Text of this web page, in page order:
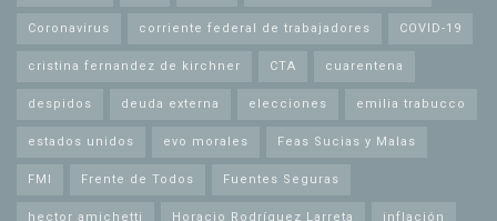
Coronavirus corriente federal de trabajadores COVID-19
cristina fernandez de kirchner CTA cuarentena
despidos deuda externa elecciones emilia trabucco
estados unidos evo morales Feas Sucias y Malas
FMI Frente de Todos Fuentes Seguras
hector amichetti Horacio Rodríguez Larreta inflación